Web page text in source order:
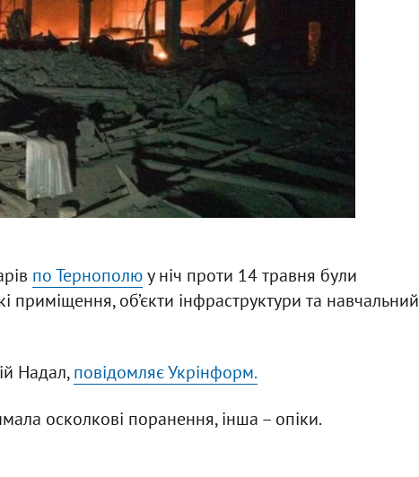
по Тернополюу ніч проти 14 травня були
приміщення, об’єкти інфраструктури та навчальний
Надал,повідомляє Укрінформ.
осколкові поранення, інша – опіки.